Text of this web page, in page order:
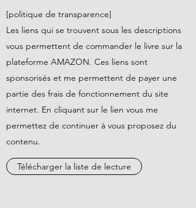
[politique de transparence]
Les liens qui se trouvent sous les descriptions
vous permettent de commander le livre sur la
plateforme AMAZON. Ces liens sont
sponsorisés et me permettent de payer une
partie des frais de fonctionnement du site
internet. En cliquant sur le lien vous me
permettez de continuer à vous proposez du
contenu.
Télécharger la liste de lecture